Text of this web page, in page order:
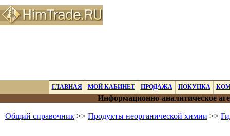
ГЛАВНАЯ МОЙ КАБИНЕТ ПРОДАЖА ПОКУПКА
Информационно-аналитическое
Общий справочник >> Продукты неорганической химии >>